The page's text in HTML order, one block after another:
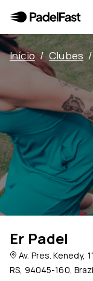
Início / Clubes /
Er Padel
Av. Pres. Kenedy,
RS, 94045-160,